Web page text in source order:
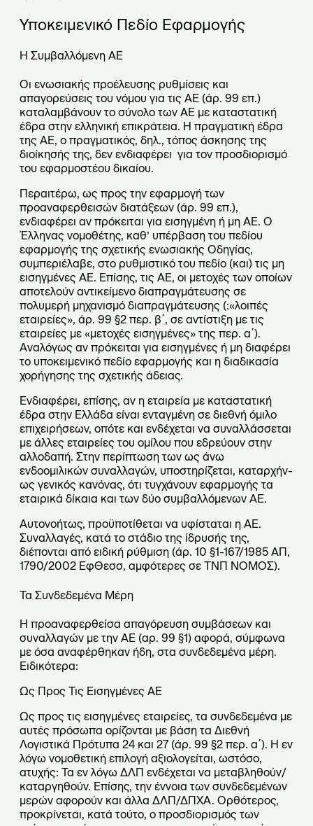
Υποκειμενικό Πεδίο Εφαρμογής
Η Συμβαλλόμενη ΑΕ
Οι ενωσιακής προέλευσης ρυθμίσεις και
απαγορεύσεις του νόμου για τις ΑΕ (άρ. 99 επ.)
καταλαμβάνουν το σύνολο των ΑΕ με καταστατική
έδρα στην ελληνική επικράτεια. Η πραγματική έδρα
της ΑΕ, ο πραγματικός, δηλ., τόπος άσκησης της
διοίκησής της, δεν ενδιαφέρει για τον προσδιορισμό
του εφαρμοστέου δικαίου.
Περαιτέρω, ως προς την εφαρμογή των
προαναφερθεισών διατάξεων (άρ. 99 επ.),
ενδιαφέρει αν πρόκειται για εισηγμένη ή μη ΑΕ. Ο
Έλληνας νομοθέτης, καθ’ υπέρβαση του πεδίου
εφαρμογής της σχετικής ενωσιακής Οδηγίας,
συμπεριέλαβε, στο ρυθμιστικό του πεδίο (και) τις μη
εισηγμένες ΑΕ. Επίσης, τις ΑΕ, οι μετοχές των οποίων
αποτελούν αντικείμενο διαπραγμάτευσης σε
πολυμερή μηχανισμό διαπραγμάτευσης (:«λοιπές
εταιρείες», άρ. 99 §2 περ. β΄, σε αντίστιξη με τις
εταιρείες με «μετοχές εισηγμένες» της περ. α΄).
Αναλόγως αν πρόκειται για εισηγμένες ή μη διαφέρει
το υποκειμενικό πεδίο εφαρμογής και η διαδικασία
χορήγησης της σχετικής άδειας.
Ενδιαφέρει, επίσης, αν η εταιρεία με καταστατική
έδρα στην Ελλάδα είναι ενταγμένη σε διεθνή όμιλο
επιχειρήσεων, οπότε και ενδέχεται να συναλλάσσεται
με άλλες εταιρείες του ομίλου που εδρεύουν στην
αλλοδαπή. Στην περίπτωση των ως άνω
ενδοομιλικών συναλλαγών, υποστηρίζεται, καταρχήν-
ως γενικός κανόνας, ότι τυγχάνουν εφαρμογής τα
εταιρικά δίκαια και των δύο συμβαλλόμενων ΑΕ.
Αυτονοήτως, προϋποτίθεται να υφίσταται η ΑΕ.
Συναλλαγές, κατά το στάδιο της ίδρυσής της,
διέπονται από ειδική ρύθμιση (άρ. 10 §1-167/1985 ΑΠ,
1790/2002 ΕφΘεσσ, αμφότερες σε ΤΝΠ ΝΟΜΟΣ).
Τα Συνδεδεμένα Μέρη
Η προαναφερθείσα απαγόρευση συμβάσεων και
συναλλαγών με την ΑΕ (αρ. 99 §1) αφορά, σύμφωνα
με όσα αναφέρθηκαν ήδη, στα συνδεδεμένα μέρη.
Ειδικότερα:
Ως Προς Τις Εισηγμένες ΑΕ
Ως προς τις εισηγμένες εταιρείες, τα συνδεδεμένα με
αυτές πρόσωπα ορίζονται με βάση τα Διεθνή
Λογιστικά Πρότυπα 24 και 27 (άρ. 99 §2 περ. α΄). Η εν
λόγω νομοθετική επιλογή αξιολογείται, ωστόσο,
ατυχής: Τα εν λόγω ΔΛΠ ενδέχεται να μεταβληθούν/
καταργηθούν. Επίσης, την έννοια των συνδεδεμένων
μερών αφορούν και άλλα ΔΛΠ/ΔΠΧΑ. Ορθότερος,
προκρίνεται, κατά τούτο, ο προσδιορισμός των